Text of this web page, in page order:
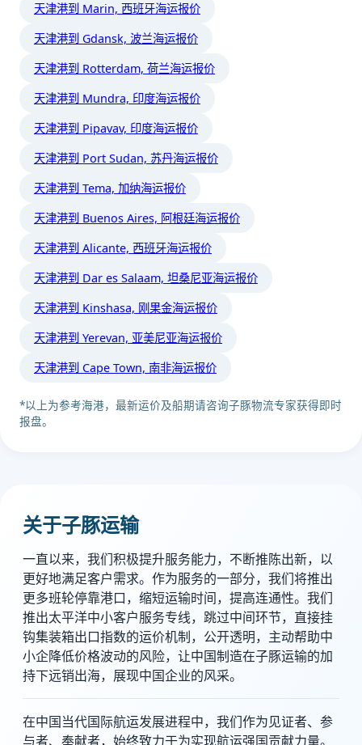
天津港到 Marin, 西班牙海运报价
天津港到 Gdansk, 波兰海运报价
天津港到 Rotterdam, 荷兰海运报价
天津港到 Mundra, 印度海运报价
天津港到 Pipavav, 印度海运报价
天津港到 Port Sudan, 苏丹海运报价
天津港到 Tema, 加纳海运报价
天津港到 Buenos Aires, 阿根廷海运报价
天津港到 Alicante, 西班牙海运报价
天津港到 Dar es Salaam, 坦桑尼亚海运报价
天津港到 Kinshasa, 刚果金海运报价
天津港到 Yerevan, 亚美尼亚海运报价
天津港到 Cape Town, 南非海运报价
*以上为参考海港，最新运价及船期请咨询子豚物流专家获得即时
报盘。
关于子豚运输
一直以来，我们积极提升服务能力，不断推陈出新，以
更好地满足客户需求。作为服务的一部分，我们将推出
更多班轮停靠港口，缩短运输时间，提高连通性。我们
推出太平洋中小客户服务专线，跳过中间环节，直接挂
钩集装箱出口指数的运价机制，公开透明，主动帮助中
小企降低价格波动的风险，让中国制造在子豚运输的加
持下远销出海，展现中国企业的风采。
在中国当代国际航运发展进程中，我们作为见证者、参
与者、奉献者，始终致力于为实现航运强国贡献力量。